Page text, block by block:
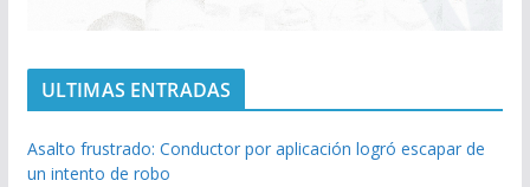
ULTIMAS ENTRADAS
Asalto frustrado: Conductor por aplicación logró escapar de
un intento de robo